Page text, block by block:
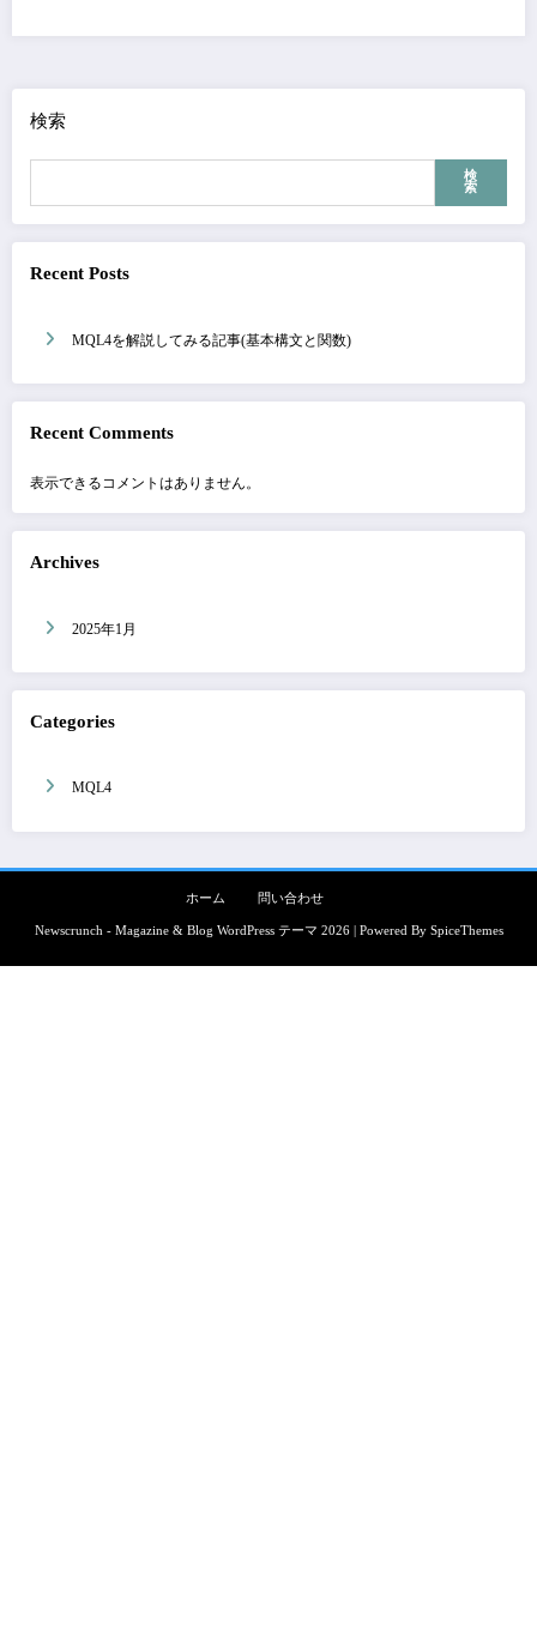
検索
検
索
Recent Posts
MQL4を解説してみる記事(基本構文と関数)
Recent Comments
表示できるコメントはありません。
Archives
2025年1月
Categories
MQL4
ホーム 問い合わせ
Newscrunch - Magazine & Blog WordPressテーマ 2026 | Powered By SpiceThemes